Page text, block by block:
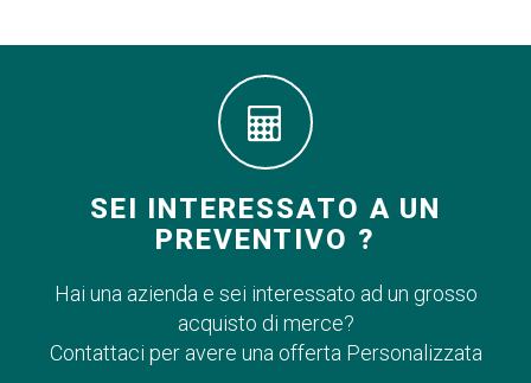
SEI INTERESSATO A UN
PREVENTIVO ?
Hai una azienda e sei interessato ad un grosso
acquisto di merce?
Contattaci per avere una offerta Personalizzata